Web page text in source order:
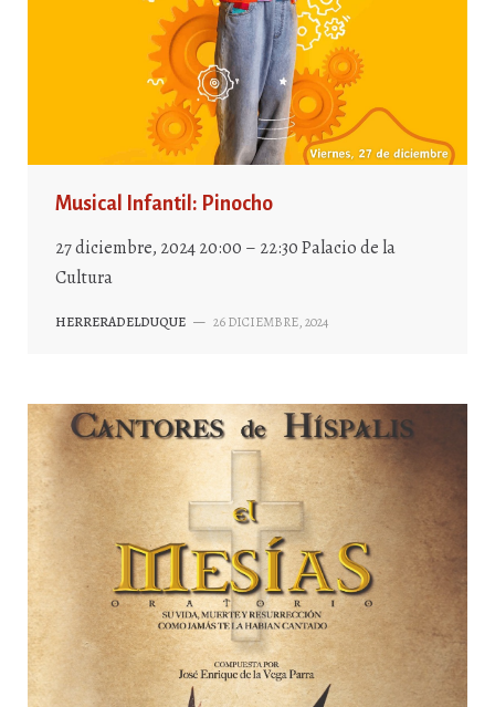
Musical Infantil: Pinocho
27 diciembre, 2024 20:00 – 22:30 Palacio de la
Cultura
HERRERADELDUQUE — 26 DICIEMBRE, 2024